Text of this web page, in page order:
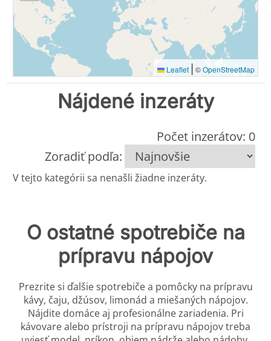
Leaflet | ©OpenStreetMap
Nájdené inzeráty
Počet inzerátov: 0
Zoradiť podľa:
V tejto kategórii sa nenašli žiadne inzeráty.
O ostatné spotrebiče na
prípravu nápojov
Prezrite si ďalšie spotrebiče a pomôcky na prípravu
kávy, čaju, džúsov, limonád a miešaných nápojov.
Nájdite domáce aj profesionálne zariadenia. Pri
kávovare alebo prístroji na prípravu nápojov treba